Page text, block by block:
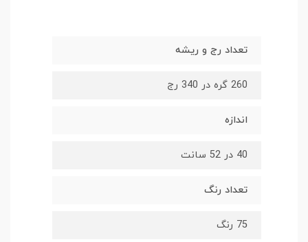
تعداد رج و ریشه
260 گره در 340 رج
اندازه
40 در 52 سانت
تعداد رنگ
75 رنگ